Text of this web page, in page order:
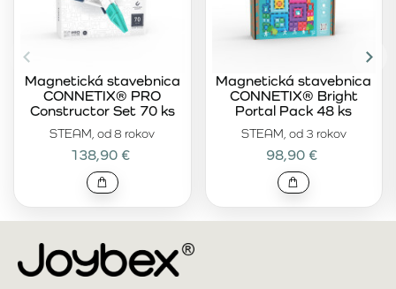
STEAM, od 8 rokov
Magnetická stavebnica
CONNETIX® PRO
Constructor Set 70 ks
138,90 €
STEAM, od 3 rokov
Magnetická stavebnica
CONNETIX® Bright
Portal Pack 48 ks
98,90 €